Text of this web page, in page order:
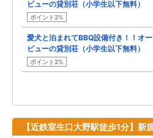
ビューの貸別荘（小学生以下無料）
ポイント2%
愛犬と泊まれてBBQ設備付き！！オ
ビューの貸別荘（小学生以下無料）
ポイント2%
【近鉄室生口大野駅徒歩1分】新